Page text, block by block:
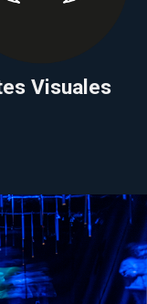
Visuales